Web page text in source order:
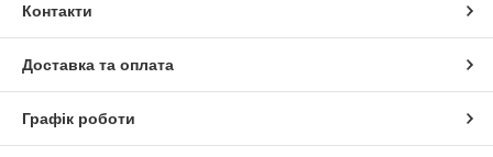
Контакти
Доставка та оплата
Графік роботи